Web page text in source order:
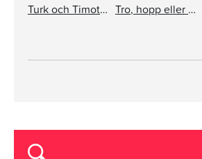
Turk och Timotej - En natt Tro, hopp eller kärlek?